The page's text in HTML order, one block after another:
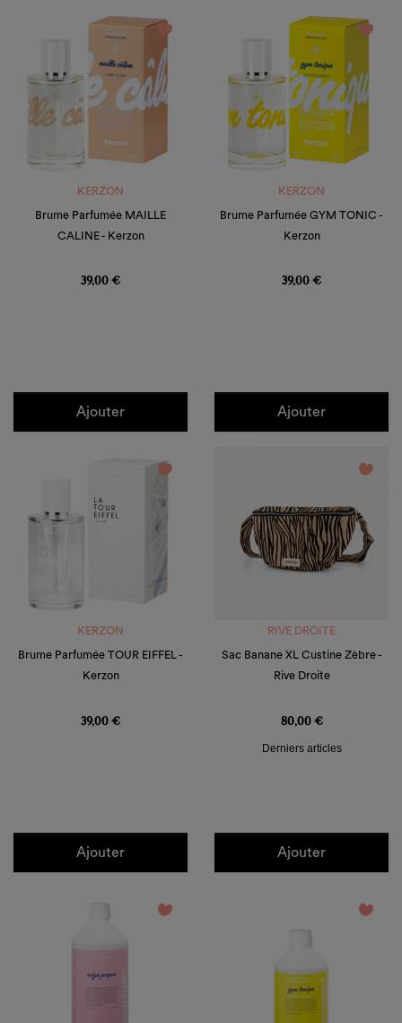
favorite_border
KERZON
Brume Parfumée MAILLE
CALINE - Kerzon
39,00 €
Ajouter
favorite_border
KERZON
Brume Parfumée GYM TONIC -
Kerzon
39,00 €
Ajouter
favorite_border
KERZON
Brume Parfumée TOUR EIFFEL -
Kerzon
39,00 €
Ajouter
favorite_border
RIVE DROITE
Sac Banane XL Custine Zèbre -
Rive Droite
80,00 €
Derniers articles
Ajouter
favorite_border favorite_border